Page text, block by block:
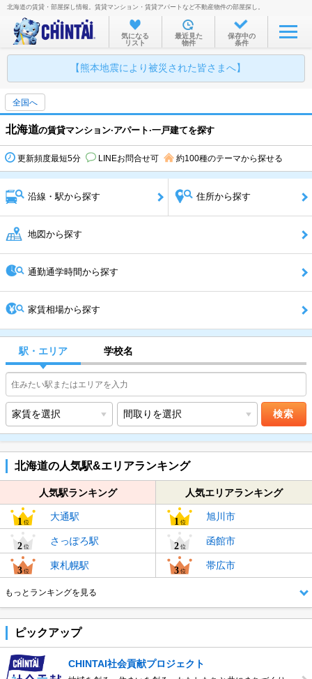
北海道の賃貸・部屋探し情報。賃貸マンション・賃貸アパートなど不動産物件の部屋探し。
気になる
リスト
最近見た
物件
保存中の
条件
【熊本地震により被災された皆さまへ】
全国へ
北海道の賃貸マンション·アパート·一戸建てを探す
更新頻度最短5分 LINEお問合せ可 約100種のテーマから探せる
沿線・駅から探す 住所から探す
地図から探す
通勤通学時間から探す
家賃相場から探す
駅・エリア 学校名
北海道の人気駅&エリアランキング
人気駅ランキング
大通駅
さっぽろ駅
東札幌駅
4位 琴似駅
6位 西１８丁目駅
7位 西２８丁目駅
人気エリアランキング
旭川市
函館市
帯広市
7位
もっとランキングを見る
ピックアップ
CHINTAI社会貢献プロジェクト